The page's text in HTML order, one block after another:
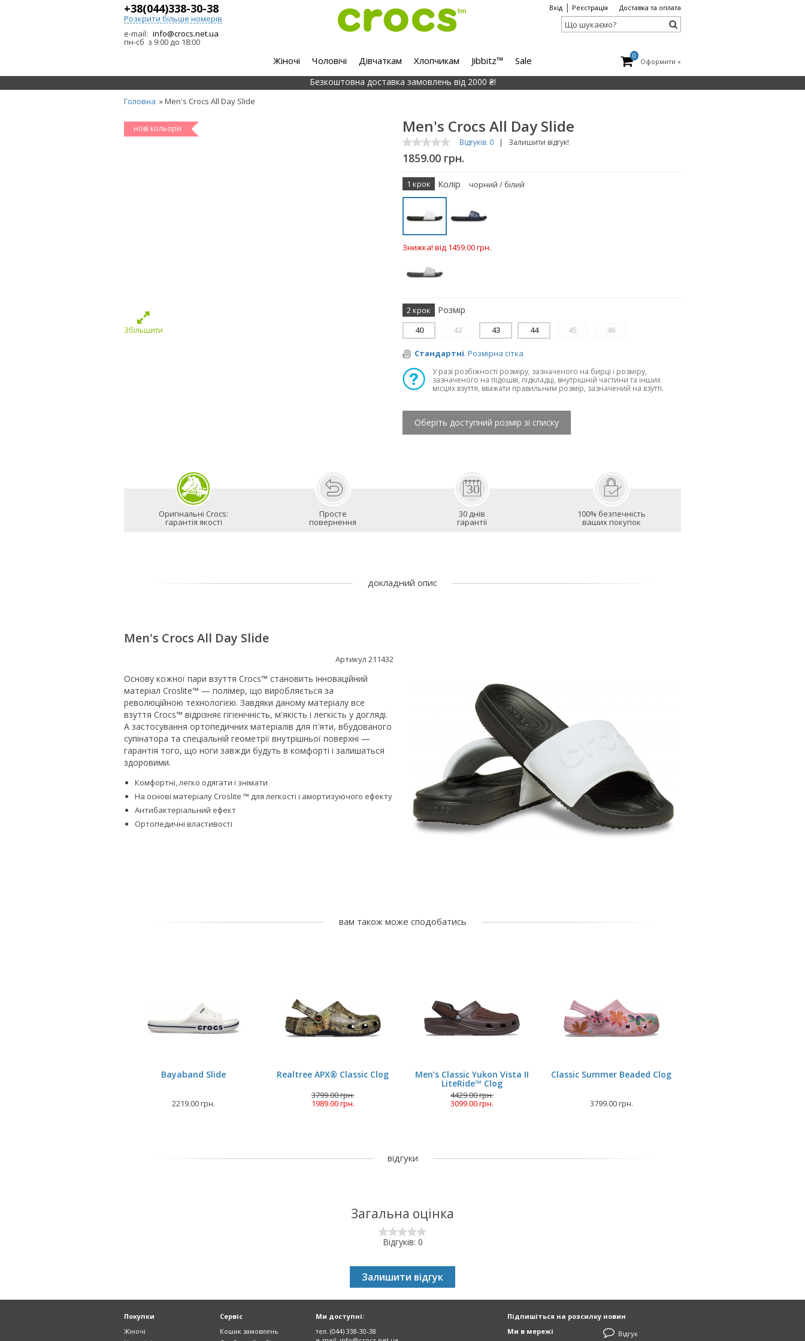
+38(044)338-30-38
Розкрити більше номерів
e-mail: info@crocs.net.ua
пн-сб з 9:00 до 18:00
Вхід| Реєстрація Доставка та оплата
0
Оформити »
Жіночі Чоловічі Дівчаткам Хлопчикам Jibbitz™ Sale
Безкоштовна доставка замовлень від 2000 ₴!
Головна » Men's Crocs All Day Slide
нові кольори
Збільшити
Men's Crocs All Day Slide
Відгуків: 0 | Залишити відгук!
1859.00 грн.
1 крок Колір чорний / білий
Знижка! від 1459.00 грн.
2 крок Розмір
40 42 43 44 45 46
Стандартні. Розмірна сітка
У разі розбіжності розміру, зазначеного на бирці і розміру,
зазначеного на підошві, підкладці, внутрішній частини та інших
місцях взуття, вважати правильним розмір, зазначений на взутті.
Оберіть доступний розмір зі списку
Оригінальні Crocs:
гарантія якості
Просте
повернення
30 днів
гарантії
100% безпечність
ваших покупок
докладний опис
Men's Crocs All Day Slide
Артикул 211432
Основу кожної пари взуття Crocs™ становить інноваційний
матеріал Croslite™ — полімер, що виробляється за
революційною технологією. Завдяки даному матеріалу все
взуття Crocs™ відрізняє гігієнічність, м'якість і легкість у догляді.
А застосування ортопедичних матеріалів для п'яти, вбудованого
супінатора та спеціальній геометрії внутрішньої поверхні —
гарантія того, що ноги завжди будуть в комфорті і залишаться
здоровими.
Комфортні, легко одягати і знімати
На основі матеріалу Croslite ™ для легкості і амортизуючого ефекту
Антибактеріальний ефект
Ортопедичні властивості
вам також може сподобатись
Bayaband Slide
2219.00 грн.
Realtree APX® Classic Clog
3799.00 грн.
1989.00 грн.
Men’s Classic Yukon Vista II
LiteRide™ Clog
4429.00 грн.
3099.00 грн.
Classic Summer Beaded Clog
3799.00 грн.
відгуки
Загальна оцінка
Відгуків: 0
Залишити відгук
Покупки
Жіночі
Сервіс
Кошик замовлень
Ми доступні:
тел. (044) 338-30-38
Підпишіться на розсилку новин
Ми в мережі
Відгук